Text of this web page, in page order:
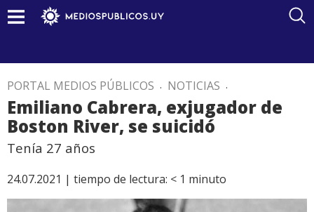
PORTAL MEDIOS PÚBLICOS . NOTICIAS .
Emiliano Cabrera, exjugador de
Boston River, se suicidó
Tenía 27 años
24.07.2021 | tiempo de lectura: < 1 minuto